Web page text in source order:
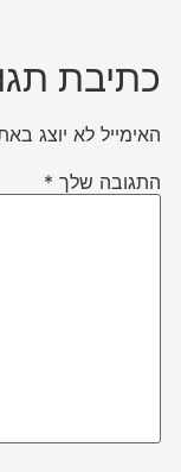
כתיבת
האימייל לא יוצג
התגובה שלך *